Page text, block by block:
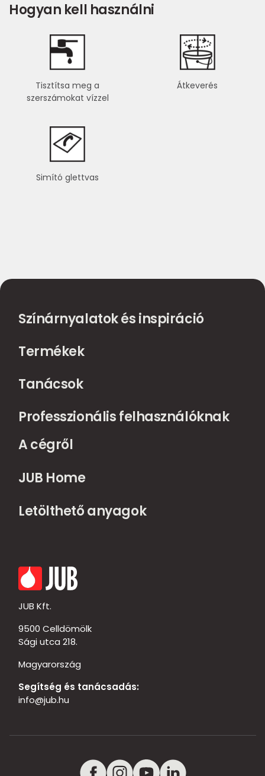
Hogyan kell használni
Tisztítsa meg a
szerszámokat vízzel
Átkeverés
Simító glettvas
Színárnyalatok és inspiráció
Termékek
Tanácsok
Professzionális felhasználóknak
A cégről
JUB Home
Letölthető anyagok
JUB Kft.
9500 Celldömölk
Sági utca 218.
Magyarország
Segítség és tanácsadás:
info@jub.hu